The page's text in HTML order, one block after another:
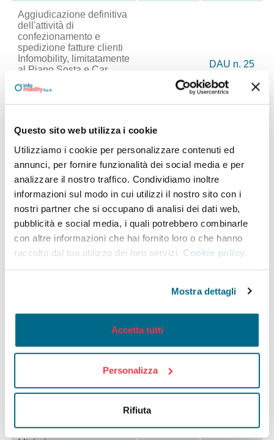
Questo sito web utilizza i cookie
Utilizziamo i cookie per personalizzare contenuti ed
annunci, per fornire funzionalità dei social media e per
analizzare il nostro traffico. Condividiamo inoltre
informazioni sul modo in cui utilizzi il nostro sito con i
nostri partner che si occupano di analisi dei dati web,
pubblicità e social media, i quali potrebbero combinarle
con altre informazioni che hai fornito loro o che hanno
raccolto dal tuo utilizzo dei loro servizi. Cookie policy.
Mostra dettagli
Accetta tutti
Personalizza
Rifiuta
Aggiudicazione definitiva
dell'attività di
confezionamento e
spedizione fatture clienti
Infomobility, limitatamente
al Piano Sosta e Car
sharing - Mandatario
Nexive spa e Mandante
Compagnia Posta Privata
durata complessiva di
mesi 24
DAU n. 25
19/06/2014
Conferimento incarico
Studio legale Avv.
Cosmai - insinuazione al
fallimento PR TARGET
Srl
€500,00
DAU n. 26
30/06/2014
Manutenzione
straordinaria della
segnaletiva posta a
Installazione segnaletica
zone 30 Orzi Baganza -
€13.402,35
DAU n. 27
del
Conferimento incarico
snc per lavori di ripristino
pedonale v.le San
€4.319,00
14/07/2014